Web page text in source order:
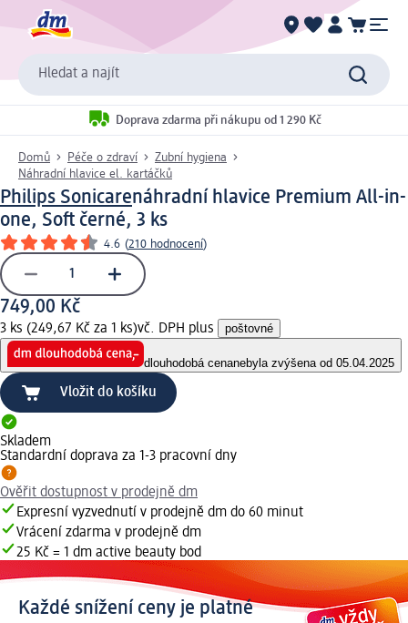
Hledat a najít
Doprava zdarma při nákupu od 1 290 Kč
Domů Péče o zdraví
Zubní hygiena
Náhradní hlavice el. kartáčků
Philips Sonicarenáhradní hlavice Premium All-in-
one, Soft černé, 3 ks
4.6 (210 hodnocení)
749,00 Kč
3 ks (249,67 Kč za 1 ks)vč. DPH plus poštovné
dlouhodobá cenanebyla zvýšena od 05.04.2025
Vložit do košíku
Skladem
Standardní doprava za 1-3 pracovní dny
Ověřit dostupnost v prodejně dm
Expresní vyzvednutí v prodejně dm do 60 minut
Vrácení zdarma v prodejně dm
25 Kč = 1 dm active beauty bod
Každé snížení ceny je platné